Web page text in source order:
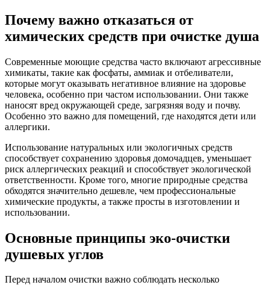
Почему важно отказаться от
химических средств при очистке душа
Современные моющие средства часто включают агрессивные
химикаты, такие как фосфаты, аммиак и отбеливатели,
которые могут оказывать негативное влияние на здоровье
человека, особенно при частом использовании. Они также
наносят вред окружающей среде, загрязняя воду и почву.
Особенно это важно для помещений, где находятся дети или
аллергики.
Использование натуральных или экологичных средств
способствует сохранению здоровья домочадцев, уменьшает
риск аллергических реакций и способствует экологической
ответственности. Кроме того, многие природные средства
обходятся значительно дешевле, чем профессиональные
химические продукты, а также просты в изготовлении и
использовании.
Основные принципы эко-очистки
душевых углов
Перед началом очистки важно соблюдать несколько